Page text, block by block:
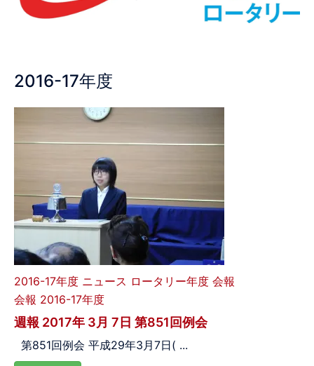
2016-17年度
2016-17年度 ニュース ロータリー年度 会報
会報 2016-17年度
週報 2017年 3月 7日 第851回例会
第851回例会 平成29年3月7日( ...